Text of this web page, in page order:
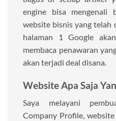
engine bisa mengenali
website bisnis yang telah
halaman 1 Google
membaca penawaran
akan terjadi deal disana.
Website Apa Saja
Saya melayani
Company Profile,